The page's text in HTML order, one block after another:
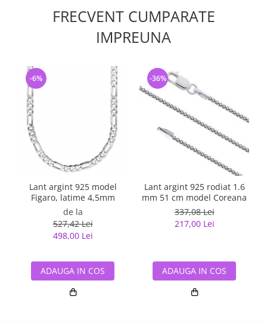
FRECVENT CUMPARATE
IMPREUNA
Lant argint 925 model
Figaro, latime 4,5mm
de la
527,42 Lei
498,00 Lei
-6%
ADAUGA IN COS
Lant argint 925 rodiat 1.6
mm 51 cm model Coreana
337,08 Lei
217,00 Lei
-36%
ADAUGA IN COS